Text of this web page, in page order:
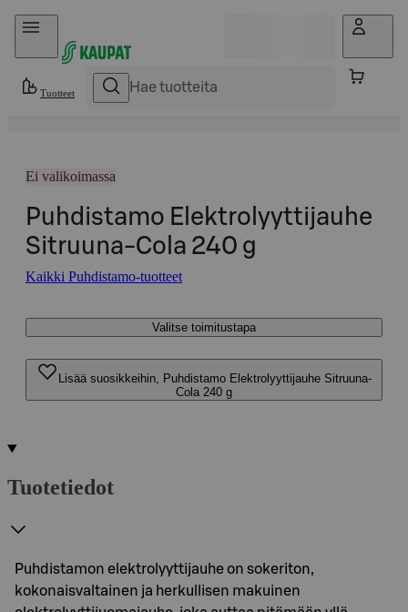
Hyppää sisältöön
Tuotteet
Ei valikoimassa
Puhdistamo Elektrolyyttijauhe
Sitruuna-Cola 240 g
Kaikki Puhdistamo-tuotteet
Valitse toimitustapa
Lisää suosikkeihin, Puhdistamo Elektrolyyttijauhe Sitruuna-
Cola 240 g
Tuotetiedot
Puhdistamon elektrolyyttijauhe on sokeriton,
kokonaisvaltainen ja herkullisen makuinen